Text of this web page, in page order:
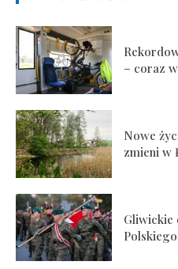
– coraz
Nowe
zmieni w
Gliwickie
Polskiego